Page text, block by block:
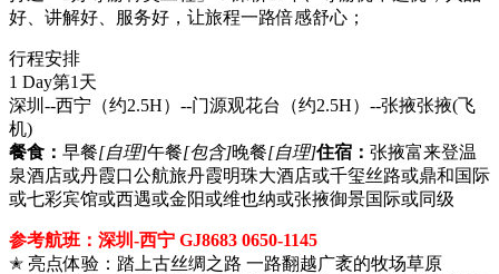
好、讲解好、服务好，让旅程一路倍感舒心；
行程安排
1 Day第1天
深圳--西宁（约2.5H）--门源观花台（约2.5H）--张掖张掖(飞
机)
餐食： 早餐[自理]午餐[包含]晚餐[自理]住宿： 张掖富来登温
泉酒店或丹霞口公航旅丹霞明珠大酒店或千玺丝路或鼎和国际
或七彩宾馆或西遇或金阳或维也纳或张掖御景国际或同级
参考航班：深圳-西宁 GJ8683 0650-1145
✭ 亮点体验：踏上古丝绸之路 一路翻越广袤的牧场草原